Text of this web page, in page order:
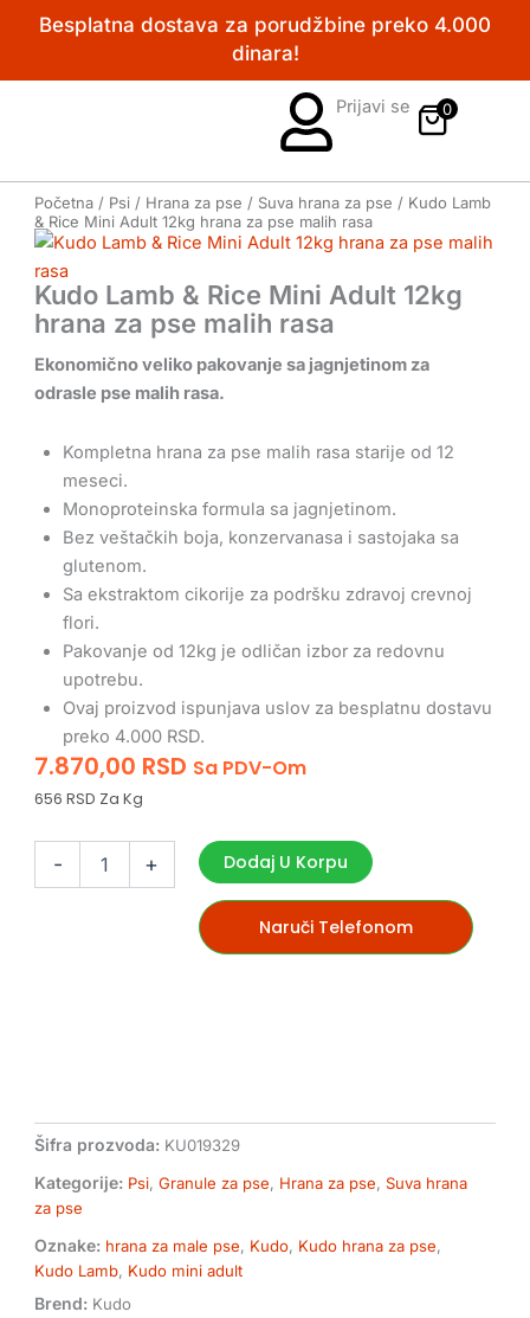
PređiBesplatna dostava za porudžbine preko 4.000
dinara!
Prijavi se 0
Početna / Psi / Hrana za pse / Suva hrana za pse / Kudo Lamb
& Rice Mini Adult 12kg hrana za pse malih rasa
Kudo Lamb & Rice Mini Adult 12kg
hrana za pse malih rasa
Ekonomično veliko pakovanje sa jagnjetinom za
odrasle pse malih rasa.
Kompletna hrana za pse malih rasa starije od 12
meseci.
Monoproteinska formula sa jagnjetinom.
Bez veštačkih boja, konzervanasa i sastojaka sa
glutenom.
Sa ekstraktom cikorije za podršku zdravoj crevnoj
flori.
Pakovanje od 12kg je odličan izbor za redovnu
upotrebu.
Ovaj proizvod ispunjava uslov za besplatnu dostavu
preko 4.000 RSD.
7.870,00 RSD Sa PDV-Om
656 RSD Za Kg
- + Dodaj U Korpu
Naruči Telefonom
Šifra prozvoda: KU019329
Kategorije: Psi,Granule za pse, Hrana za pse,Suva hrana
za pse
Oznake: hrana za male pse, Kudo, Kudo hrana za pse,
Kudo Lamb, Kudo mini adult
Brend: Kudo